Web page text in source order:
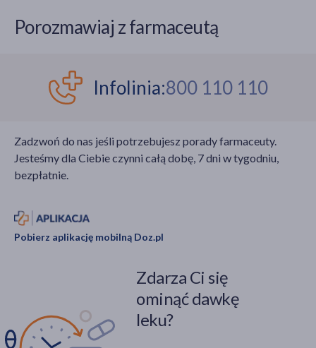
Porozmawiaj z farmaceutą
Infolinia:800 110 110
Zadzwoń do nas jeśli potrzebujesz porady farmaceuty.
Jesteśmy dla Ciebie czynni całą dobę, 7 dni w tygodniu,
bezpłatnie.
Pobierz aplikację mobilną Doz.pl
Zdarza Ci się
ominąć dawkę
leku?